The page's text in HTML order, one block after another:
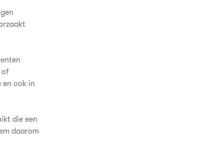
of
ook in
die een
daarom